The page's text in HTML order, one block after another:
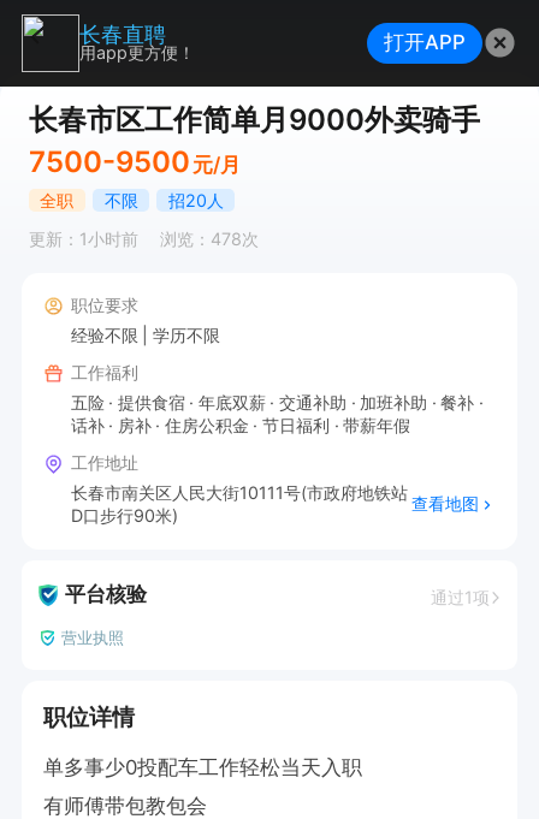
长春市区工作简单月9000外卖骑手
7500-9500 元/月
全职 不限
招20人
更新：1小时前
浏览：478次
职位要求
经验不限
学历不限
工作福利
五险
提供食宿 年底双薪 交通补助 加班补助
餐补
话补
房补 住房公积金 节日福利
带薪年假
工作地址
长春市南关区人民大街10111号(市政府地铁站
D口步行90米)
查看地图
平台核验 通过1项
营业执照
职位详情
单多事少0投配车工作轻松当天入职
有师傅带包教包会
长春直聘
用app更方便！ 打开APP